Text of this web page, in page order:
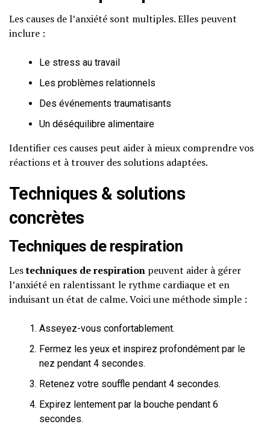
Les causes de l’anxiété sont multiples. Elles peuvent
inclure :
Le stress au travail
Les problèmes relationnels
Des événements traumatisants
Un déséquilibre alimentaire
Identifier ces causes peut aider à mieux comprendre vos
réactions et à trouver des solutions adaptées.
Techniques & solutions
concrètes
Techniques de respiration
Lestechniques de respiration peuvent aider à gérer
l’anxiété en ralentissant le rythme cardiaque et en
induisant un état de calme. Voici une méthode simple :
Asseyez-vous confortablement.
Fermez les yeux et inspirez profondément par le
nez pendant 4 secondes.
Retenez votre souffle pendant 4 secondes.
Expirez lentement par la bouche pendant 6
secondes.